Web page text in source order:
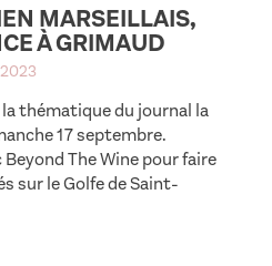
MARSEILLAIS,
À GRIMAUD
thématique du journal la
17 septembre.
The Wine pour faire
sur le Golfe de Saint-